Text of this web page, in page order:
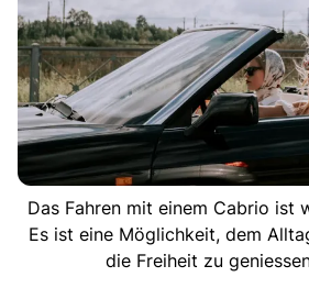
Das Fahren mit einem Cabrio ist
Es ist eine Möglichkeit, dem
die Freiheit zu